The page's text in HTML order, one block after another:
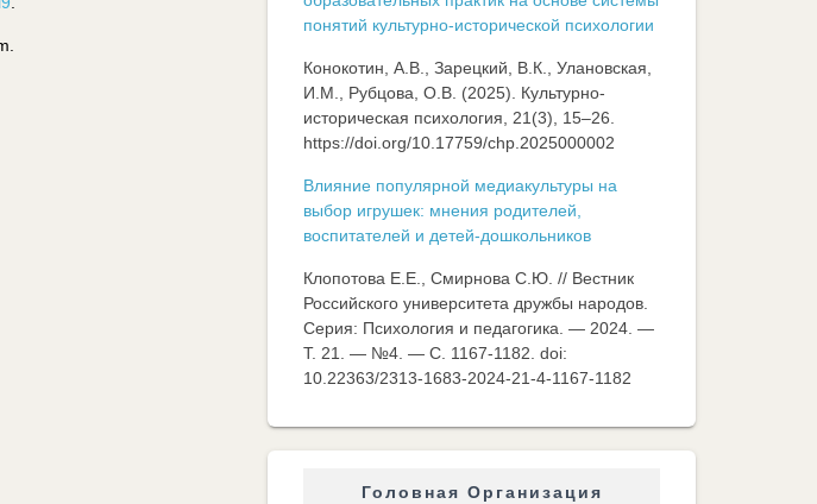
понятий культурно-исторической психологии
Конокотин, А.В., Зарецкий, В.К., Улановская,
И.М., Рубцова, О.В. (2025). Культурно-
историческая психология, 21(3), 15–26.
https://doi.org/10.17759/chp.2025000002
Влияние популярной медиакультуры на
выбор игрушек: мнения родителей,
воспитателей и детей-дошкольников
Клопотова Е.Е., Смирнова С.Ю. // Вестник
Российского университета дружбы народов.
Серия: Психология и педагогика. — 2024. —
Т. 21. — №4. — C. 1167-1182. doi:
10.22363/2313-1683-2024-21-4-1167-1182
Головная Организация